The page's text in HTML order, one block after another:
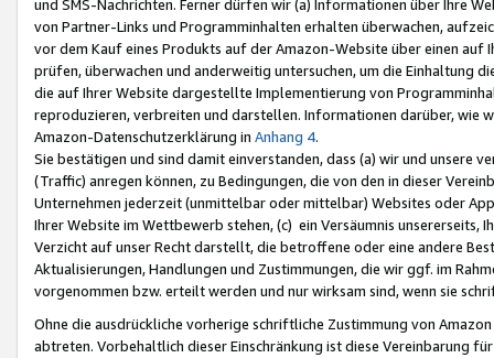
und SMS-Nachrichten. Ferner dürfen wir (a) Informationen über Ihre
von Partner-Links und Programminhalten erhalten überwachen,
vor dem Kauf eines Produkts auf der Amazon-Website über einen
prüfen, überwachen und anderweitig untersuchen, um die Einhaltung
die auf Ihrer Website dargestellte Implementierung von
reproduzieren, verbreiten und darstellen. Informationen darüber, wie
Amazon-Datenschutzerklärung in Anhang 4.
Sie bestätigen und sind damit einverstanden, dass (a) wir und
(Traffic) anregen können, zu Bedingungen, die von den in dieser
Unternehmen jederzeit (unmittelbar oder mittelbar) Websites oder
Ihrer Website im Wettbewerb stehen, (c) ein Versäumnis unsererseits,
Verzicht auf unser Recht darstellt, die betroffene oder eine andere
Aktualisierungen, Handlungen und Zustimmungen, die wir ggf. im
vorgenommen bzw. erteilt werden und nur wirksam sind, wenn sie
Ohne die ausdrückliche vorherige schriftliche Zustimmung von
abtreten. Vorbehaltlich dieser Einschränkung ist diese Vereinbarung